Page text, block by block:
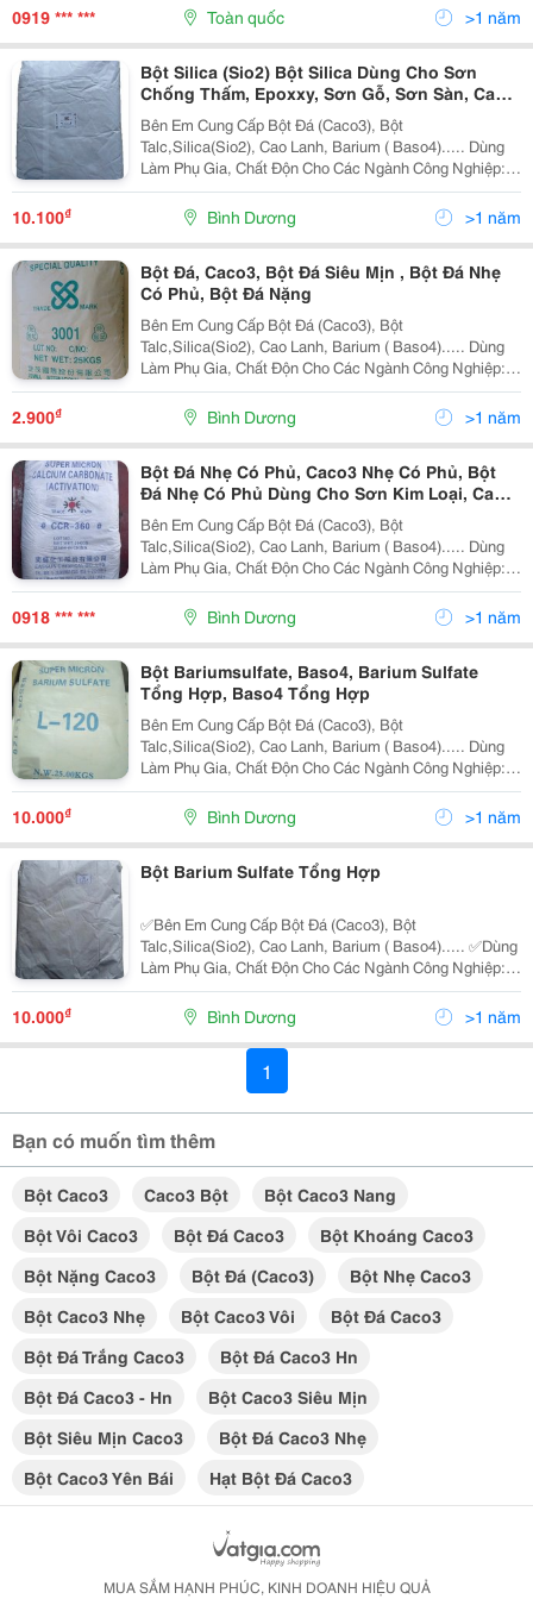
Như Đất Sét, Cao Lanh). - Tạo Độ Trắng Cao. - Trung...
0919 *** *** Toàn quốc >1 năm
Bột Silica (Sio2) Bột Silica Dùng Cho Sơn
Chống Thấm, Epoxxy, Sơn Gỗ, Sơn Sàn, Cao
Su, Gốm Su
Bên Em Cung Cấp Bột Đá (Caco3), Bột
Talc,Silica(Sio2), Cao Lanh, Barium ( Baso4)..... Dùng
Làm Phụ Gia, Chất Độn Cho Các Ngành Công Nghiệp:
Nhựa, Sơn, Mực In, Cao Su,Gốm Sứ, Thuốc Bảo Vệ
Thực Vật,Mút Xốp... Hàng Nhập Đài Loan Chất Lượng
Cao ....
10.100₫ Bình Dương >1 năm
Bột Đá, Caco3, Bột Đá Siêu Mịn , Bột Đá Nhẹ
Có Phủ, Bột Đá Nặng
Bên Em Cung Cấp Bột Đá (Caco3), Bột
Talc,Silica(Sio2), Cao Lanh, Barium ( Baso4)..... Dùng
Làm Phụ Gia, Chất Độn Cho Các Ngành Công Nghiệp:
Nhựa, Sơn, Mực In, Cao Su,Gốm Sứ, Thuốc Bảo Vệ
Thực Vật,Mút Xốp... Hàng Nhập Đài Loan Chất Lượng
Cao ....
2.900₫ Bình Dương >1 năm
Bột Đá Nhẹ Có Phủ, Caco3 Nhẹ Có Phủ, Bột
Đá Nhẹ Có Phủ Dùng Cho Sơn Kim Loại, Cao
Su Kỹ Thuật
Bên Em Cung Cấp Bột Đá (Caco3), Bột
Talc,Silica(Sio2), Cao Lanh, Barium ( Baso4)..... Dùng
Làm Phụ Gia, Chất Độn Cho Các Ngành Công Nghiệp:
Nhựa, Sơn, Mực In, Cao Su,Gốm Sứ, Thuốc Bảo Vệ
Thực Vật,Mút Xốp... Hàng Nhập Đài Loan Chất Lượng
Cao ....
0918 *** *** Bình Dương >1 năm
Bột Bariumsulfate, Baso4, Barium Sulfate
Tổng Hợp, Baso4 Tổng Hợp
Bên Em Cung Cấp Bột Đá (Caco3), Bột
Talc,Silica(Sio2), Cao Lanh, Barium ( Baso4)..... Dùng
Làm Phụ Gia, Chất Độn Cho Các Ngành Công Nghiệp:
Nhựa, Sơn, Mực In, Cao Su,Gốm Sứ, Thuốc Bảo Vệ
Thực Vật,Mút Xốp... Hàng Nhập Đài Loan Chất Lượng
10.000₫ Bình Dương >1 năm
Bột Barium Sulfate Tổng Hợp
✅Bên Em Cung Cấp Bột Đá (Caco3), Bột
Talc,Silica(Sio2), Cao Lanh, Barium ( Baso4)..... ✅Dùng
Làm Phụ Gia, Chất Độn Cho Các Ngành Công Nghiệp:
Nhựa, Sơn, Mực In, Cao Su,Gốm Sứ, Thuốc Bảo Vệ
Thực Vật,Mút Xốp... ✅Hàng Nhập Đài Loan Chất
Lượng Cao ...
10.000₫ Bình Dương >1 năm
1
Bạn có muốn tìm thêm
Bột Caco3 Caco3 Bột
Bột Caco3 Nang
Bột Vôi Caco3
Bột Đá Caco3
Bột Khoáng Caco3
Bột Nặng Caco3
Bột Đá (caco3)
Bột Nhẹ Caco3
Bột Caco3 Nhẹ
Bột Caco3 Vôi
Bột Đá Caco3
Bột Đá Trắng Caco3
Bột Đá Caco3 Hn
Bột Đá Caco3 - Hn
Bột Caco3 Siêu Mịn
Bột Siêu Mịn Caco3
Bột Đá Caco3 Nhẹ
Bột Caco3 Yên Bái
Hạt Bột Đá Caco3
MUA SẮM HẠNH PHÚC, KINH DOANH HIỆU QUẢ